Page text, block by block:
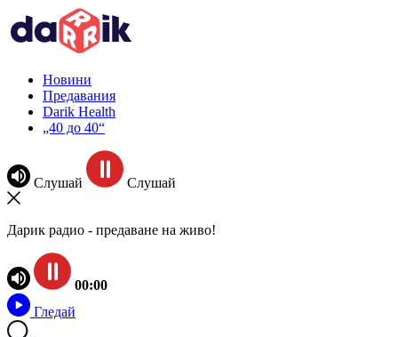
Новини
Предавания
Darik Health
„40 до 40“
Слушай Слушай
Дарик радио - предаване на живо!
00:00
Гледай